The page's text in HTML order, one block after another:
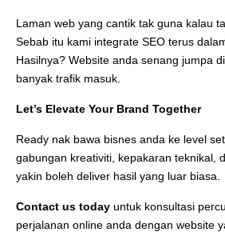
Laman web yang cantik tak guna kalau
Sebab itu kami integrate SEO terus
Hasilnya? Website anda senang jumpa
banyak trafik masuk.
Let’s Elevate Your Brand Together
Ready nak bawa bisnes anda ke level
gabungan kreativiti, kepakaran teknikal,
yakin boleh deliver hasil yang luar biasa.
Contact us today untuk konsultasi
perjalanan online anda dengan website